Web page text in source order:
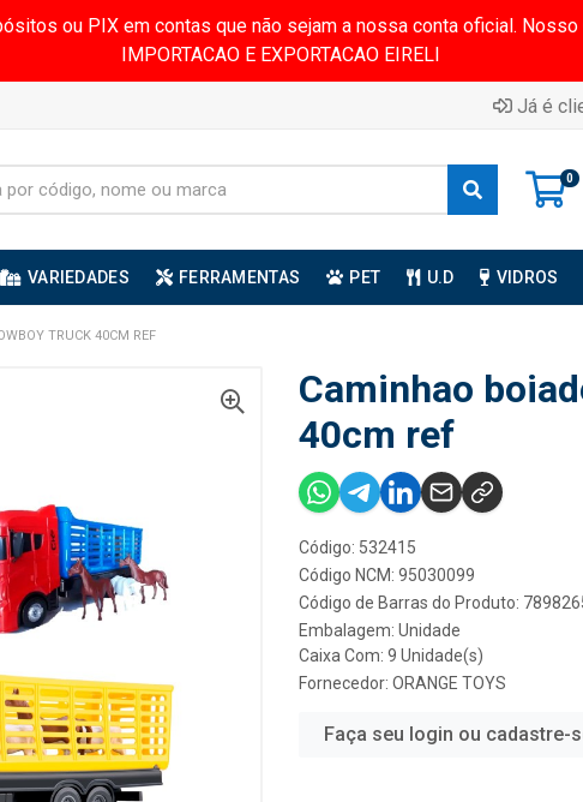
ou PIX em contas que não sejam a nossa conta oficial.
IMPORTACAO E EXPORTACAO EIRELI
Já é
0
VARIEDADES FERRAMENTAS PET U.D VIDROS
TRUCK 40CM REF
Caminhao
40cm ref
Código: 532415
Código NCM: 95030099
Código de Barras do Produto:
Embalagem: Unidade
Caixa Com: 9 Unidade(s)
Fornecedor: ORANGE TOYS
Faça seu login ou cadastre-